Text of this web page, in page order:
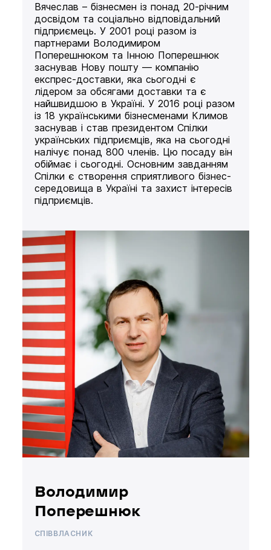
Вячеслав – бізнесмен із понад 20-річним
досвідом та соціально відповідальний
підприємець. У 2001 році разом із
партнерами Володимиром
Поперешнюком та Інною Поперешнюк
заснував Нову пошту — компанію
експрес-доставки, яка сьогодні є
лідером за обсягами доставки та є
найшвидшою в Україні. У 2016 році разом
із 18 українськими бізнесменами Климов
заснував і став президентом Спілки
українських підприємців, яка на сьогодні
налічує понад 800 членів. Цю посаду він
обіймає і сьогодні. Основним завданням
Спілки є створення сприятливого бізнес-
середовища в Україні та захист інтересів
підприємців.
Володимир
Поперешнюк
СПІВВЛАСНИК